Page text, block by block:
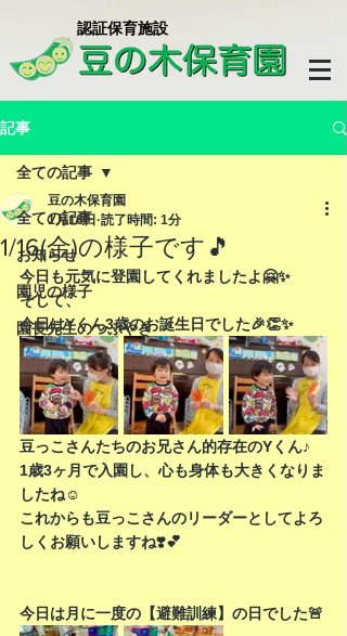
​認証保育施設
記事
全ての記事
お知らせ
園児の様子
園長先生のつぶやき
全ての記事
1/16(金)の様子です🎵
豆の木保育園
1月16日 読了時間: 1分
今日も元気に登園してくれましたよ🤗✨
そして、
今日はYくん3歳のお誕生日でした🎉👏✨
豆っこさんたちのお兄さん的存在のYくん♪
1歳3ヶ月で入園し、心も身体も大きくなりま
したね☺️
これからも豆っこさんのリーダーとしてよろ
しくお願いしますね❣️💕
今日は月に一度の【避難訓練】の日でした🚨